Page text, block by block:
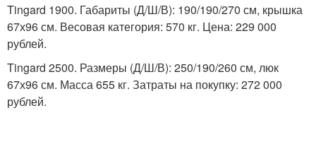
Tingard 1900. Габариты (Д/Ш/В): 190/190/270 см, крышка
67х96 см. Весовая категория: 570 кг. Цена: 229 000
рублей.
Tingard 2500. Размеры (Д/Ш/В): 250/190/260 см, люк
67х96 см. Масса 655 кг. Затраты на покупку: 272 000
рублей.